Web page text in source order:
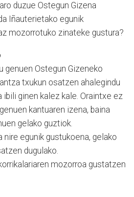
duzue Ostegun Gizena
Iñauterietako egunik
mozorrotuko zinateke gustura?
genuen Ostegun Gizeneko
txukun osatzen ahalegindu
ginen kalez kale. Oraintxe ez
kantuaren izena, baina
gelako guztiok.
nire egunik gustukoena, gelako
dugulako.
mozorroa gustatzen